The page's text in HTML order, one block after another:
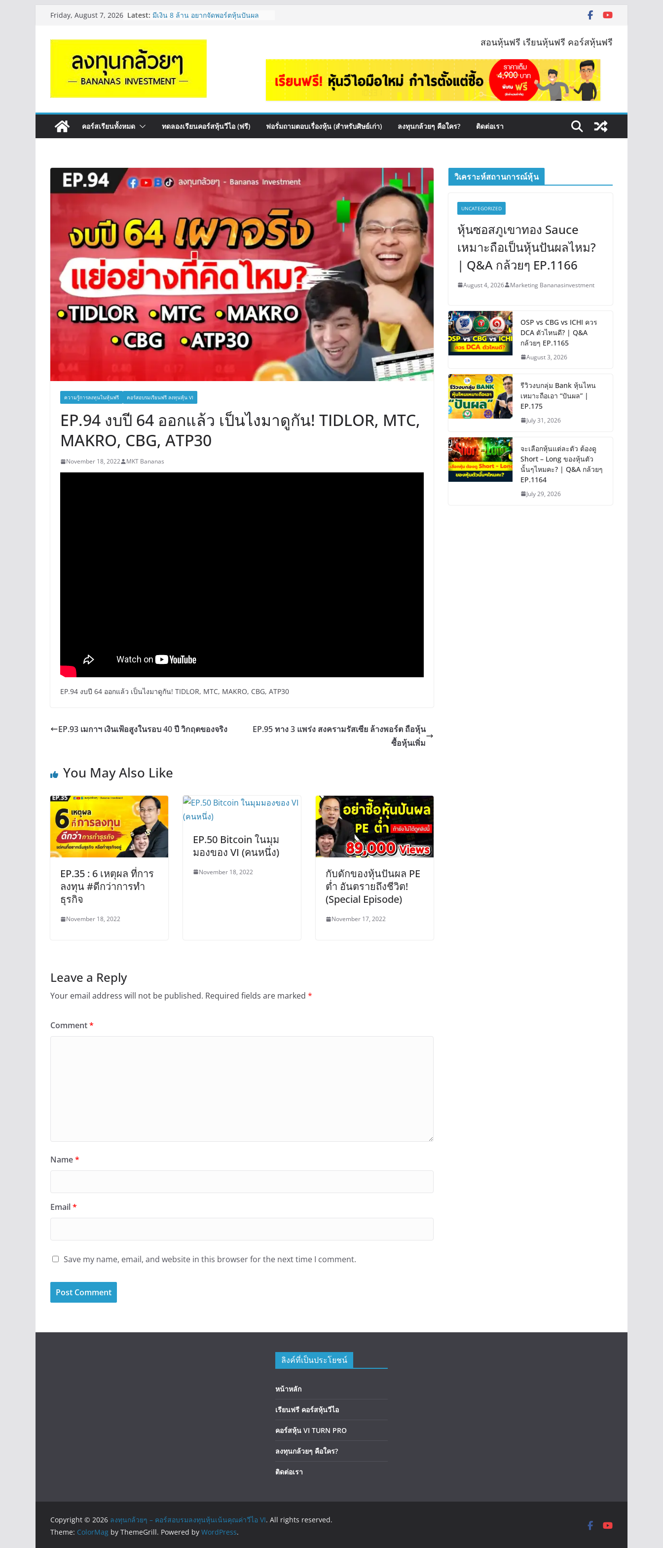
content
Friday, August 7, 2026 Latest: มีเงิน 8 ล้าน อยากจัดพอร์ตหุ้นปันผล
หุ้นปันผลไหม? | Q&A กล้วยๆ EP.1166
OSP vs CBG vs ICHI ควร DCA ตัวไหน
ดี? | Q&A กล้วยๆ EP.1165
รีวิวงบกลุ่ม Bank หุ้นไหนเหมาะถือเอา
Long ของหุ้นตัวนั้นๆไหมคะ? | Q&A
กล้วยๆ EP.1164
สอนหุ้นฟรี เรียนหุ้นฟรี คอร์สหุ้นฟรี
คอร์สเรียนทั้งหมด ทดลองเรียนคอร์สหุ้นวีไอ (ฟรี) ฟอรั่มถามตอบเรื่องหุ้น (สำหรับศิษย์เก่า) ลงทุนกล้วยๆ คือใคร? ติดต่อเรา
ความรู้การลงทุนในหุ้นฟรี คอร์สอบรมเรียนฟรี ลงทุนหุ้น VI
EP.94 งบปี 64 ออกแล้ว เป็นไงมาดูกัน! TIDLOR, MTC,
MAKRO, CBG, ATP30
November 18, 2022 MKT Bananas
EP.94 งบปี 64 ออกแล้ว เป็นไงมาดูกัน! TIDLOR, MTC, MAKRO, CBG, ATP30
EP.93 เมกาฯ เงินเฟ้อสูงในรอบ 40 ปี วิกฤตของจริง
EP.95 ทาง 3 แพร่ง สงครามรัสเซีย ล้างพอร์ต ถือหุ้น
ซื้อหุ้นเพิ่ม
You May Also Like
EP.35 : 6 เหตุผล ที่การ
ลงทุน #ดีกว่าการทำ
ธุรกิจ
November 18, 2022
EP.50 Bitcoin ในมุม
มองของ VI (คนหนึ่ง)
November 18, 2022
กับดักของหุ้นปันผล PE
ต่ำ อันตรายถึงชีวิต!
(Special Episode)
November 17, 2022
Leave a Reply
Your email address will not be published. Required fields are marked *
Comment*
Name*
Email*
Save my name, email, and website in this browser for the next time I comment.
วิเคราะห์สถานการณ์หุ้น
UNCATEGORIZED
หุ้นซอสภูเขาทอง Sauce
เหมาะถือเป็นหุ้นปันผลไหม?
| Q&A กล้วยๆ EP.1166
August 4, 2026 Marketing Bananasinvestment
OSP vs CBG vs ICHI ควร
DCA ตัวไหนดี? | Q&A
กล้วยๆ EP.1165
August 3, 2026
รีวิวงบกลุ่ม Bank หุ้นไหน
เหมาะถือเอา “ปันผล” |
EP.175
July 31, 2026
จะเลือกหุ้นแต่ละตัว ต้องดู
Short – Long ของหุ้นตัว
นั้นๆไหมคะ? | Q&A กล้วยๆ
EP.1164
July 29, 2026
ลิงค์ที่เป็นประโยชน์
หน้าหลัก
เรียนฟรี คอร์สหุ้นวีไอ
คอร์สหุ้น VI TURN PRO
ลงทุนกล้วยๆ คือใคร?
ติดต่อเรา
Copyright © 2026 ลงทุนกล้วยๆ – คอร์สอบรมลงทุนหุ้นเน้นคุณค่าวีไอ VI. All rights reserved.
Theme: ColorMag by ThemeGrill. Powered by WordPress.